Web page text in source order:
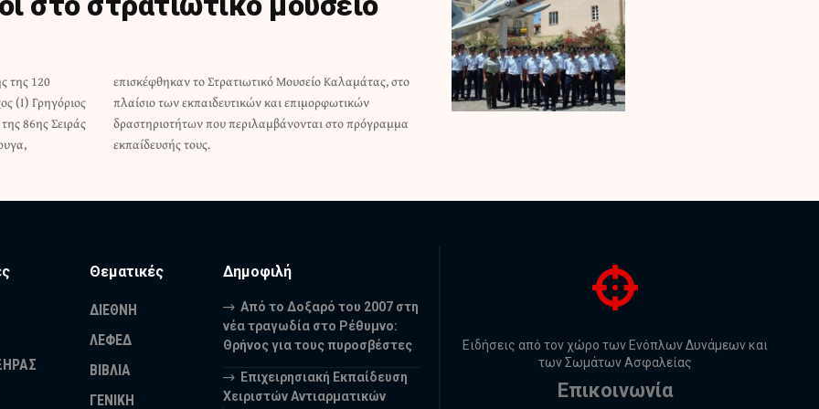
της 120
(Ι) Γρηγόριος
86ης Σειράς
στο
πρόγραμμα
εκπαίδευσής τους.
Θεματικές
ΔΙΕΘΝΗ
ΛΕΦΕΔ
ΒΙΒΛΙΑ
ΓΕΝΙΚΗ
Δημοφιλή
Από το Δοξαρό του 2007 στη
νέα τραγωδία στο Ρέθυμνο:
Θρήνος για τους πυροσβέστες
Επιχειρησιακή Εκπαίδευση
Χειριστών Αντιαρματικών
Ειδήσεις από τον χώρο των Ενόπλων Δυνάμεων και
των Σωμάτων Ασφαλείας
Επικοινωνία